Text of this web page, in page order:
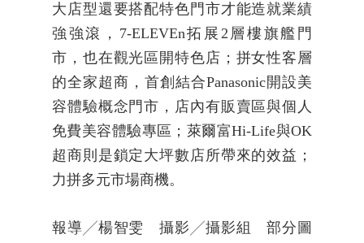
大店型還要搭配特色門市才能造就業績
強強滾，7-ELEVEn拓展2層樓旗艦門
市，也在觀光區開特色店；拼女性客層
的全家超商，首創結合Panasonic開設美
容體驗概念門市，店內有販賣區與個人
免費美容體驗專區；萊爾富Hi-Life與OK
超商則是鎖定大坪數店所帶來的效益；
力拼多元市場商機。
報導╱楊智雯 攝影╱攝影組 部分圖